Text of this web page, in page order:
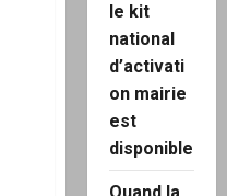
le kit
national
d’activati
on mairie
est
disponible